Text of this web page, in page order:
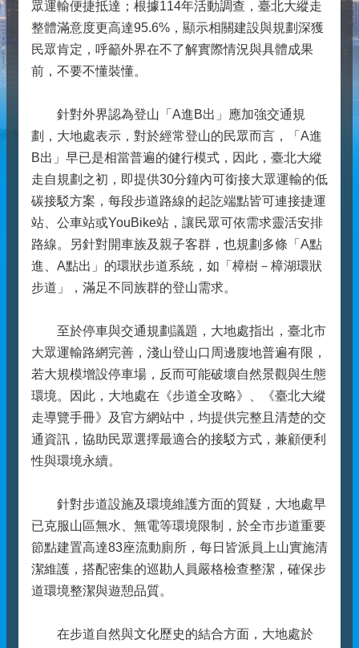
眾運輸便捷抵達；根據114年活動調查，臺北大縱走
整體滿意度更高達95.6%，顯示相關建設與規劃深獲
民眾肯定，呼籲外界在不了解實際情況與具體成果
前，不要不懂裝懂。
針對外界認為登山「A進B出」應加強交通規
劃，大地處表示，對於經常登山的民眾而言，「A進
B出」早已是相當普遍的健行模式，因此，臺北大縱
走自規劃之初，即提供30分鐘內可銜接大眾運輸的低
碳接駁方案，每段步道路線的起訖端點皆可連接捷運
站、公車站或YouBike站，讓民眾可依需求靈活安排
路線。另針對開車族及親子客群，也規劃多條「A點
進、A點出」的環狀步道系統，如「樟樹－樟湖環狀
步道」，滿足不同族群的登山需求。
至於停車與交通規劃議題，大地處指出，臺北市
大眾運輸路網完善，淺山登山口周邊腹地普遍有限，
若大規模增設停車場，反而可能破壞自然景觀與生態
環境。因此，大地處在《步道全攻略》、《臺北大縱
走導覽手冊》及官方網站中，均提供完整且清楚的交
通資訊，協助民眾選擇最適合的接駁方式，兼顧便利
性與環境永續。
針對步道設施及環境維護方面的質疑，大地處早
已克服山區無水、無電等環境限制，於全市步道重要
節點建置高達83座流動廁所，每日皆派員上山實施清
潔維護，搭配密集的巡勘人員嚴格檢查整潔，確保步
道環境整潔與遊憩品質。
在步道自然與文化歷史的結合方面，大地處於